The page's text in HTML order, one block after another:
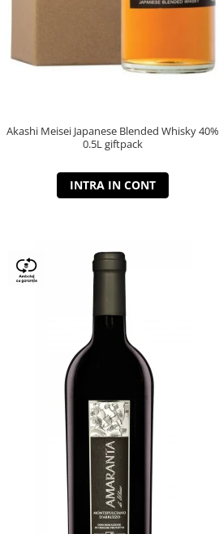
Akashi Meisei Japanese Blended Whisky 40%
0.5L giftpack
INTRA IN CONT